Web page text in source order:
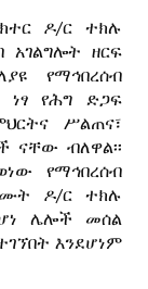
ዶ/ር ተክሉ
አገልግሎት ዘርፍ
የማኅበረሰብ
የሕግ ድጋፍ
ሥልጠና፣
ናቸው ብለዋል፡፡
የማኅበረሰብ
ዶ/ር ተክሉ
ሌሎች መሰል
እንደሆነም